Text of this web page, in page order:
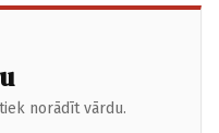
norādīt vārdu.